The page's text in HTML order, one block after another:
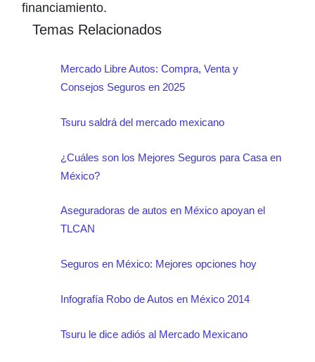
financiamiento.
Temas Relacionados
Mercado Libre Autos: Compra, Venta y
Consejos Seguros en 2025
Tsuru saldrá del mercado mexicano
¿Cuáles son los Mejores Seguros para Casa en
México?
Aseguradoras de autos en México apoyan el
TLCAN
Seguros en México: Mejores opciones hoy
Infografía Robo de Autos en México 2014
Tsuru le dice adiós al Mercado Mexicano